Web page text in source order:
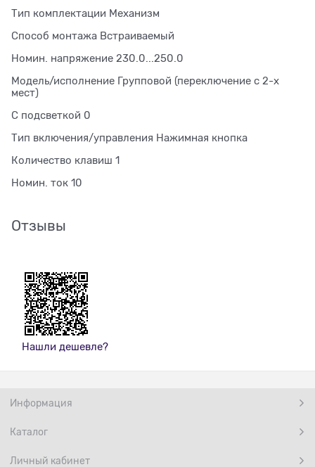
Тип комплектации Механизм
Способ монтажа Встраиваемый
Номин. напряжение 230.0...250.0
Модель/исполнение Групповой (переключение с 2-х
мест)
С подсветкой 0
Тип включения/управления Нажимная кнопка
Количество клавиш 1
Номин. ток 10
Отзывы
Нашли дешевле?
Информация
Каталог
Личный кабинет